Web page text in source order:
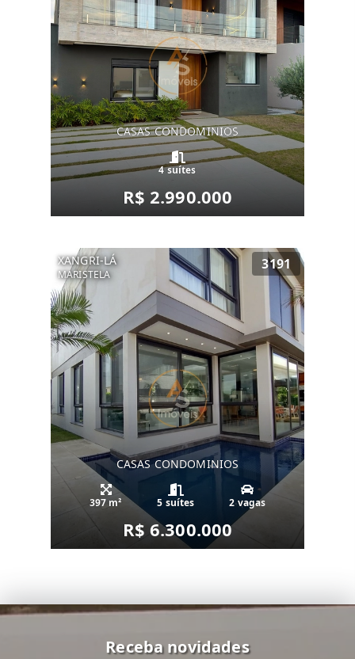
CASAS CONDOMINIOS
4 suítes
R$ 2.990.000
XANGRI-LÁ
MARISTELA
3191
CASAS CONDOMINIOS
397 m² 5 suítes 2 vagas
R$ 6.300.000
Receba novidades